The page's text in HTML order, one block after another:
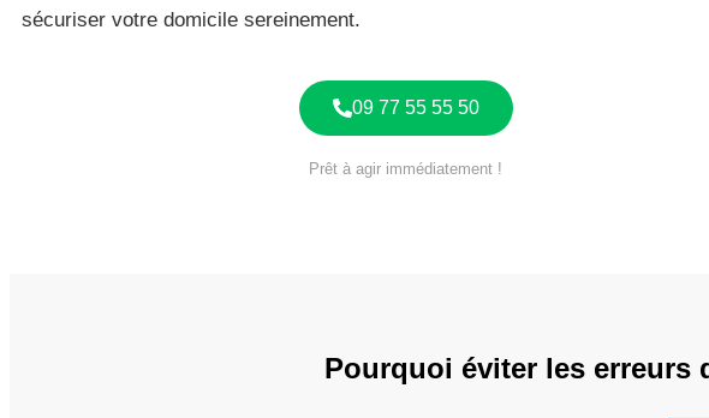
sécuriser votre domicile sereinement.
09 77 55 55 50
Prêt à agir immédiatement !
Pourquoi éviter les erreurs